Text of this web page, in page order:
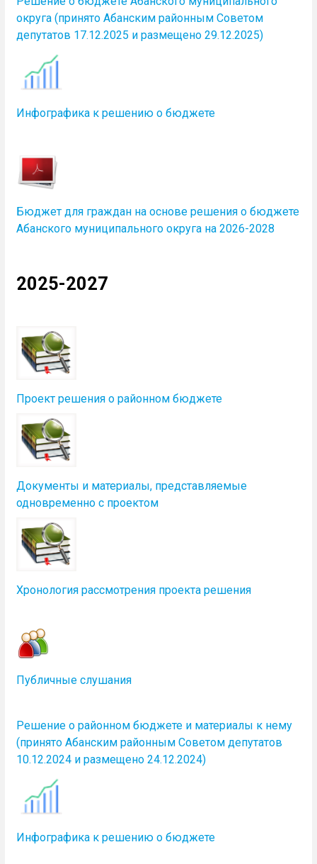
округа (принято Абанским районным Советом
депутатов 17.12.2025 и размещено 29.12.2025)
Инфографика к решению о бюджете
Бюджет для граждан на основе решения о бюджете
Абанского муниципального округа на 2026-2028
2025-2027
Проект решения о районном бюджете
Документы и материалы, представляемые
одновременно с проектом
Хронология рассмотрения проекта решения
Публичные слушания
Решение о районном бюджете и материалы к нему
(принято Абанским районным Советом депутатов
10.12.2024 и размещено 24.12.2024)
Инфографика к решению о бюджете